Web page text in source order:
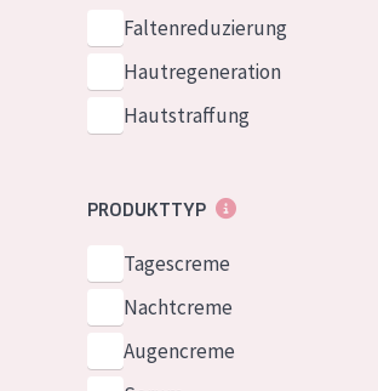
Faltenreduzierung
Hautregeneration
Hautstraffung
PRODUKTTYP
Tagescreme
Nachtcreme
Augencreme